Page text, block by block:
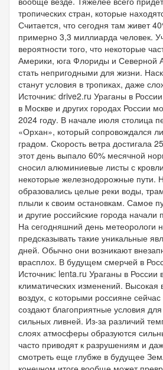
тропических стран, которые
Считается, что сегодня там живет
примерно 3,3 миллиарда человек.
вероятности того, что некоторые
Америки, юга Флориды и Северной
стать непригодными для жизни.
станут условия в тропиках, даже
Источник: drive2.ru Ураганы в
в Москве и других городах России
2024 году. В начале июля столица
«Орхан», который сопровождался
градом. Скорость ветра достигала
этот день выпало 60% месячной
сносил алюминиевые листы с
некоторые железнодорожные пути.
образовались целые реки воды,
плыли к своим остановкам. Самое
и другие российские города начали
На сегодняшний день метеорологи
предсказывать такие уникальные
дней. Обычно они возникают
врасплох. В будущем смерчей в
Источник: lenta.ru Ураганы в России
климатических изменений. Высокая
воздух, с которыми россияне
создают благоприятные условия
сильных ливней. Из-за различий
слоях атмосферы образуются
часто приводят к разрушениям и
смотреть еще глубже в будущее